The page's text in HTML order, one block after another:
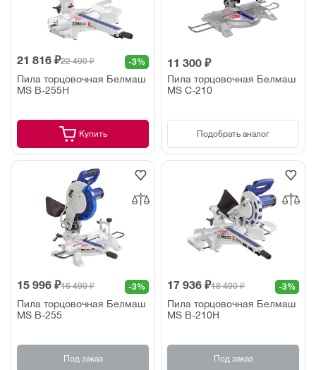
21 816 ₽22 490 ₽ -3%
Пила торцовочная Белмаш
MS B-255H
Купить
11 300 ₽
Пила торцовочная Белмаш
MS C-210
Подобрать аналог
15 996 ₽16 490 ₽ -3%
Пила торцовочная Белмаш
MS B-255
Под заказ
17 936 ₽18 490 ₽ -3%
Пила торцовочная Белмаш
MS B-210H
Под заказ